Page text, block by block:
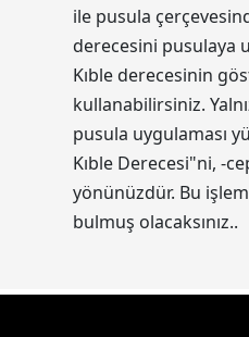
ile pusula
derecesini pusulaya
Kıble derecesinin
kullanabilirsiniz.
pusula uygulaması
Kıble Derecesi"ni, -
yönünüzdür. Bu
bulmuş olacaksınız..